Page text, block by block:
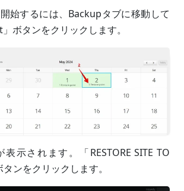
始するには、Backupタブに移動して
ボタンをクリックします。
示されます。「RESTORE SITE TO
ンをクリックします。